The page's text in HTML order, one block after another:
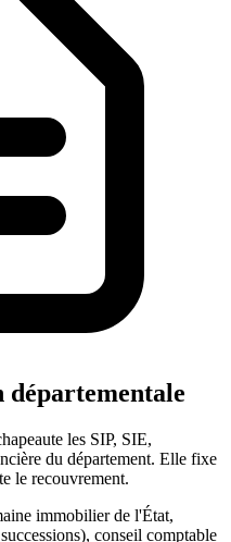
départementale
les SIP, SIE,
du département. Elle fixe
le recouvrement.
immobilier de l'État,
conseil comptable